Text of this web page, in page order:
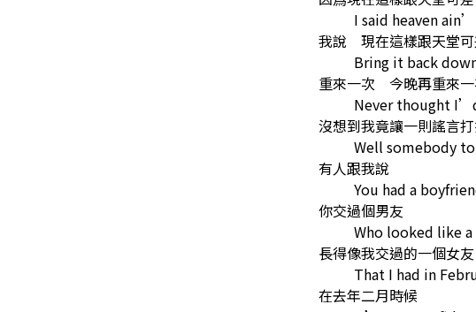
I said heaven
我說 現在這樣跟天堂可
Bring it back
重來一次 今晚再重來
Never thought
沒想到我竟讓一則謠言
Well somebody
有人跟我說
You had a
你交過個男友
Who looked like
長得像我交過的一個女友
That I had in
在去年二月時候